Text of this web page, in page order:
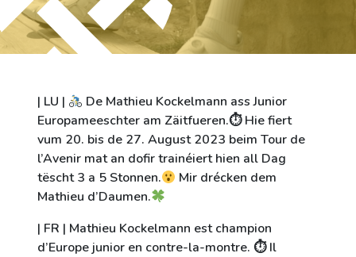
| LU |
De Mathieu Kockelmann ass Junior
Europameeschter am Zäitfueren.⏱ Hie fiert
vum 20. bis de 27. August 2023 beim Tour de
l’Avenir mat an dofir trainéiert hien all Dag
tëscht 3 a 5 Stonnen.
Mir drécken dem
Mathieu d’Daumen.
| FR | Mathieu Kockelmann est champion
d’Europe junior en contre-la-montre. ⏱ Il